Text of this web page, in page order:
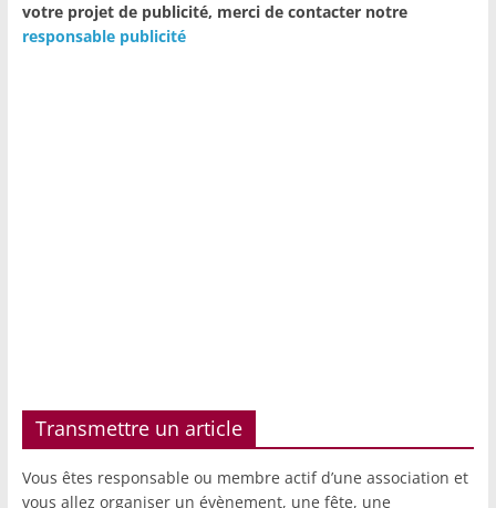
votre projet de publicité, merci de contacter notre
responsable publicité
Transmettre un article
Vous êtes responsable ou membre actif d’une association et
vous allez organiser un évènement, une fête, une